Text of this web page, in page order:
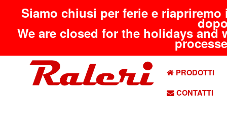
Siamo chiusi per ferie e
We are closed for the holidays
PRODOTTI
CONTATTI